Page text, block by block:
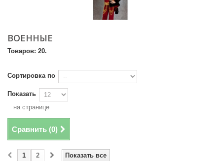
ВОЕННЫЕ
Товаров: 20.
Сортировка по
Показать
на странице
Сравнить (0)
Показать все
1 2